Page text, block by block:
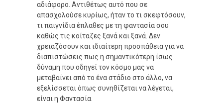
αδιάφορο. Αντιθέτως αυτό που σε
απασχολούσε κυρίως, ήταν το τι σκεφτόσουν,
τι παιγνίδια έπλαθες με τη φαντασία σου
καθώς τις κοίταζες ξανά και ξανά. Δεν
χρειαζόσουν και ιδιαίτερη προσπάθεια για να
διαπιστώσεις πως η σημαντικότερη ίσως
δύναμη που οδηγεί τον κόσμο μας να
μεταβαίνει από το ένα στάδιο στο άλλο, να
εξελίσσεται όπως συνηθίζεται να λέγεται,
είναι η Φαντασία.